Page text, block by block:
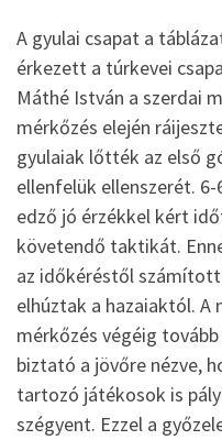
A gyulai csapat a
érkezett a túrkevei
Máthé István a szerdai
mérkőzés elején
gyulaiak lőtték az első
ellenfelük ellenszerét.
edző jó érzékkel kért
követendő taktikát.
az időkéréstől
elhúztak a hazaiaktól.
mérkőzés végéig
biztató a jövőre nézve,
tartozó játékosok is
szégyent. Ezzel a